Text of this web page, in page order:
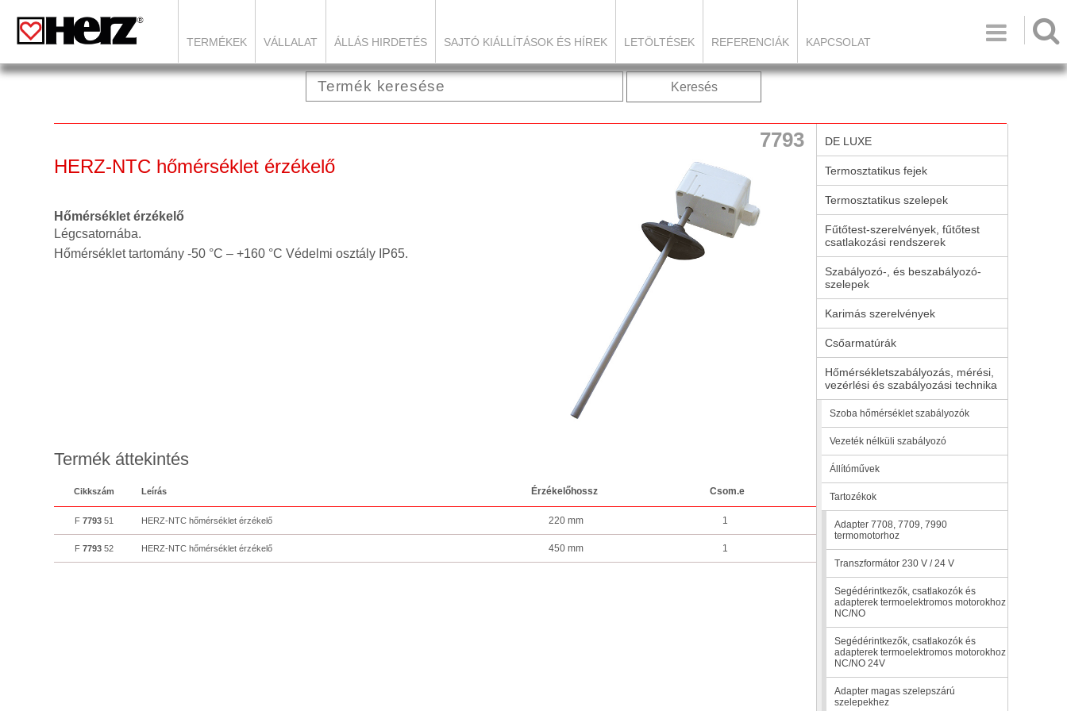

TERMÉKEK VÁLLALAT ÁLLÁS HIRDETÉS SAJTÓ KIÁLLÍTÁSOK ÉS HÍREK LETÖLTÉSEK REFERENCIÁK KAPCSOLAT
Keresés
7793
HERZ-NTC hőmérséklet érzékelő
Hőmérséklet érzékelő
Légcsatornába.
Hőmérséklet tartomány -50 °C – +160 °C Védelmi osztály IP65.
Termék áttekintés
Cikkszám Leírás Érzékelőhossz Csom.e
F 779351 HERZ-NTC hőmérséklet érzékelő 220 mm 1
F 779352 HERZ-NTC hőmérséklet érzékelő 450 mm 1
DE LUXE
Termosztatikus fejek
Termosztatikus szelepek
Fűtőtest-szerelvények, fűtőtest
csatlakozási rendszerek
Szabályozó-, és beszabályozó-
szelepek
Karimás szerelvények
Csőarmatúrák
Hőmérsékletszabályozás, mérési,
vezérlési és szabályozási technika
Szoba hőmérséklet szabályozók
Vezeték nélküli szabályozó
Állítóművek
Tartozékok
Adapter 7708, 7709, 7990
termomotorhoz
Transzformátor 230 V / 24 V
Segédérintkezők, csatlakozók és
adapterek termoelektromos motorokhoz
NC/NO
Segédérintkezők, csatlakozók és
adapterek termoelektromos motorokhoz
NC/NO 24V
Adapter magas szelepszárú
szelepekhez